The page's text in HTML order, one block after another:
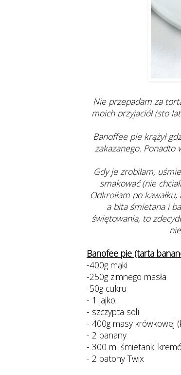
Nie przepadam za
moich przyjaciół (sto
Banoffee pie krążył
zakazanego. Ponadto
Gdy je zrobiłam,
smakować (nie
Odkroiłam po
a bita śmietana i
świętowania, to
Banofee pie (tarta
-400g mąki
-250g zimnego masła
-50g cukru
- 1 jajko
- szczypta soli
- 400g masy krówkowej
- 2 banany
- 300 ml śmietanki
- 2 batony Twix